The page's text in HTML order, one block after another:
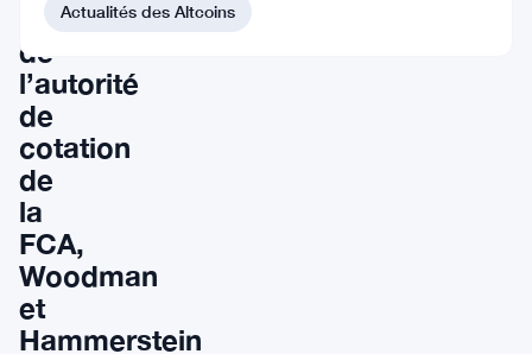
panel
de
l’autorité
de
cotation
de
la
FCA,
Woodman
et
Hammerstein
Actualités des Altcoins